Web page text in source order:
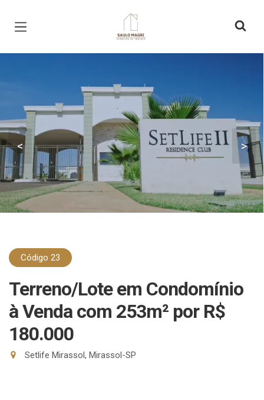
Página inicial
< >
Código 23
Terreno/Lote em Condomínio
à Venda com 253m² por R$
180.000
Setlife Mirassol, Mirassol-SP